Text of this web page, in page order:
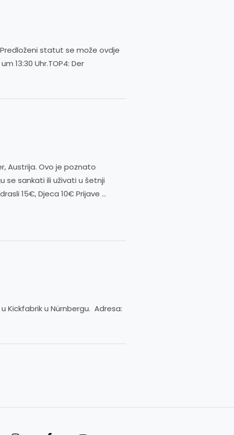
Predloženi statut se može ovdje
13:30 Uhr.TOP4: Der
Austrija. Ovo je poznato
se sankati ili uživati u šetnji
15€, Djeca 10€ Prijave …
Kickfabrik u Nürnbergu. Adresa: